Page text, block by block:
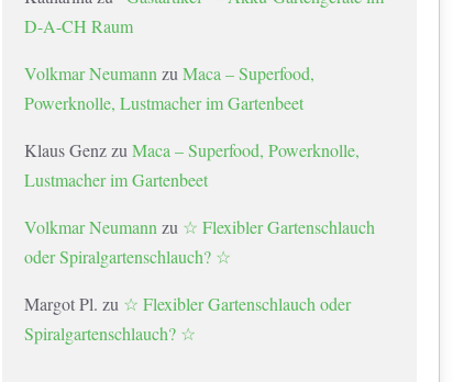
D-A-CH Raum
Volkmar Neumann zu Maca – Superfood,
Powerknolle, Lustmacher im Gartenbeet
Klaus Genzzu Maca – Superfood, Powerknolle,
Lustmacher im Gartenbeet
Volkmar Neumann zu ☆ Flexibler Gartenschlauch
oder Spiralgartenschlauch? ☆
Margot Pl. zu ☆ Flexibler Gartenschlauch oder
Spiralgartenschlauch? ☆